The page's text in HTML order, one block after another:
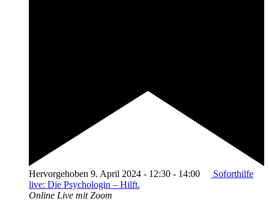
Hervorgehoben 9. April 2024 - 12:30 - 14:00
Soforthilfe
live: Die Psychologin – Hilft.
Online Live mit Zoom